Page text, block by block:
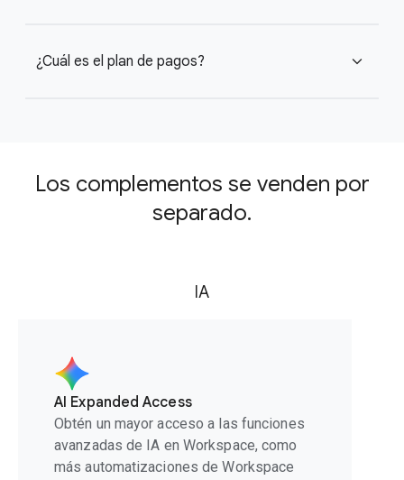
¿Cuál es el plan de pagos? expand_more
Los complementos se venden por
separado.
IA
AI Expanded Access
Obtén un mayor acceso a las funciones
avanzadas de IA en Workspace, como
más automatizaciones de Workspace